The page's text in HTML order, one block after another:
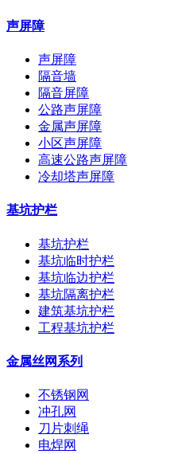
声屏障
声屏障
隔音墙
隔音屏障
公路声屏障
金属声屏障
小区声屏障
高速公路声屏障
冷却塔声屏障
基坑护栏
基坑护栏
基坑临时护栏
基坑临边护栏
基坑隔离护栏
建筑基坑护栏
工程基坑护栏
金属丝网系列
不锈钢网
冲孔网
刀片刺绳
电焊网